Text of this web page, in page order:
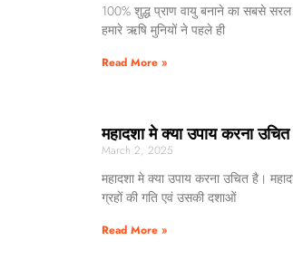
100% शुद्ध प्राण वायु बनाने का सबसे
हमारे ऋषि मुनियों ने पहले ही
Read More »
महादशा मे क्या उपाय करना
March 2, 2025
महादशा मे क्या उपाय करना उचित है।
ग्रहों की गति एवं उसकी दशाओं
Read More »